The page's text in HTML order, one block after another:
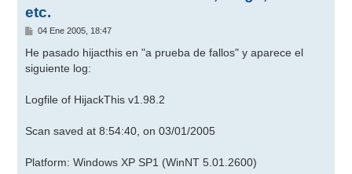
etc.
M
n
a
04 Ene 2005, 18:47
He pasado hijacthis en "a prueba de fallos" y aparece el
siguiente log:
Logfile of HijackThis v1.98.2
Scan saved at 8:54:40, on 03/01/2005
Platform: Windows XP SP1 (WinNT 5.01.2600)